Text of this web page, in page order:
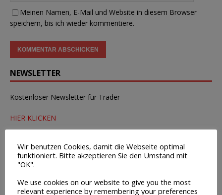
Meinen Namen, E-Mail und Website in diesem Browser
speichern, bis ich wieder kommentiere.
NEWSLETTER
Kostenloser Newsletter für Trader
HIER KLICKEN
Chart-Tool mit MACD + OBV
Wirtschaftstermine
Wir benutzen Cookies, damit die Webseite optimal
funktioniert. Bitte akzeptieren Sie den Umstand mit
"OK".
We use cookies on our website to give you the most
relevant experience by remembering your preferences